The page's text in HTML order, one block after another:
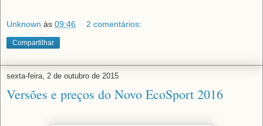
Unknown às 09:46 2 comentários:
Compartilhar
sexta-feira, 2 de outubro de 2015
Versões e preços do Novo EcoSport 2016